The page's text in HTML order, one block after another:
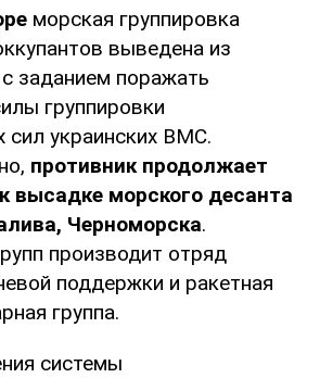
морская группировка
выведена из
заданием поражать
группировки
сил украинских ВМС.
противник продолжает
высадке морского десанта
Черноморска.
производит отряд
поддержки и ракетная
группа.
системы